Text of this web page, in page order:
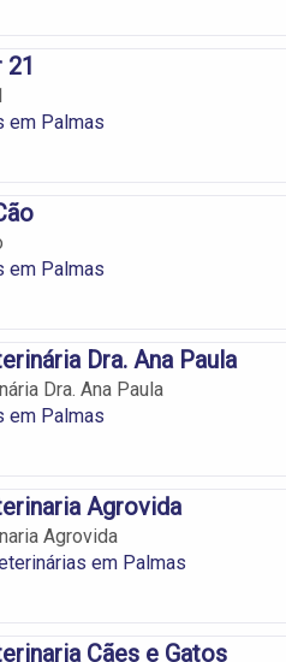
21
em Palmas
em Palmas
Dra. Ana Paula
Dra. Ana Paula
em Palmas
Agrovida
Agrovida
em Palmas
Cães e Gatos